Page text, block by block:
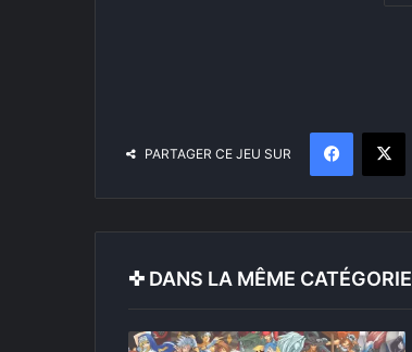
PARTAGER CE JEU SUR
Facebook
X
✜ DANS LA MÊME CATÉGORIE